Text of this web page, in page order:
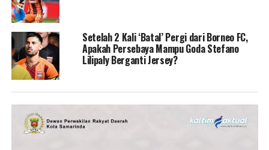
Setelah 2 Kali ‘Batal’ Pergi dari Borneo FC,
Apakah Persebaya Mampu Goda Stefano
Lilipaly Berganti Jersey?